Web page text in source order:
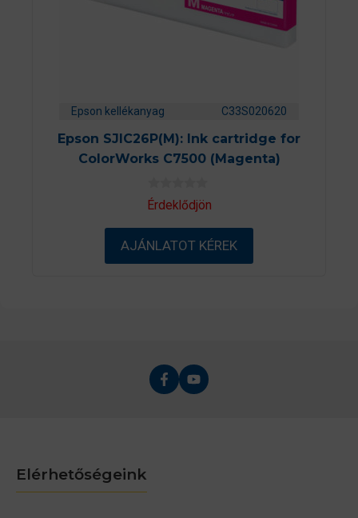
Epson kellékanyag C33S020620
Epson SJIC26P(M): Ink cartridge for
ColorWorks C7500 (Magenta)
0
a
-
ő
Érdeklődjön
AJÁNLATOT KÉREK
Elérhetőségeink